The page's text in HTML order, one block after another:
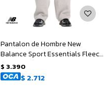
Pantalon de Hombre New
Balance Sport Essentials Fleece
- Gris
$ 3.390
$2.712